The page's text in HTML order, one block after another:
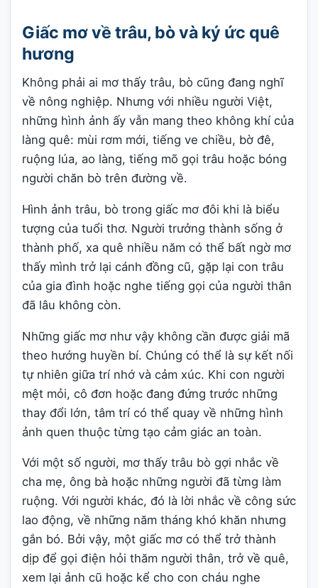
Giấc mơ về trâu, bò và ký ức quê
hương
Không phải ai mơ thấy trâu, bò cũng đang nghĩ
về nông nghiệp. Nhưng với nhiều người Việt,
những hình ảnh ấy vẫn mang theo không khí của
làng quê: mùi rơm mới, tiếng ve chiều, bờ đê,
ruộng lúa, ao làng, tiếng mõ gọi trâu hoặc bóng
người chăn bò trên đường về.
Hình ảnh trâu, bò trong giấc mơ đôi khi là biểu
tượng của tuổi thơ. Người trưởng thành sống ở
thành phố, xa quê nhiều năm có thể bất ngờ mơ
thấy mình trở lại cánh đồng cũ, gặp lại con trâu
của gia đình hoặc nghe tiếng gọi của người thân
đã lâu không còn.
Những giấc mơ như vậy không cần được giải mã
theo hướng huyền bí. Chúng có thể là sự kết nối
tự nhiên giữa trí nhớ và cảm xúc. Khi con người
mệt mỏi, cô đơn hoặc đang đứng trước những
thay đổi lớn, tâm trí có thể quay về những hình
ảnh quen thuộc từng tạo cảm giác an toàn.
Với một số người, mơ thấy trâu bò gợi nhắc về
cha mẹ, ông bà hoặc những người đã từng làm
ruộng. Với người khác, đó là lời nhắc về công sức
lao động, về những năm tháng khó khăn nhưng
gắn bó. Bởi vậy, một giấc mơ có thể trở thành
dịp để gọi điện hỏi thăm người thân, trở về quê,
xem lại ảnh cũ hoặc kể cho con cháu nghe